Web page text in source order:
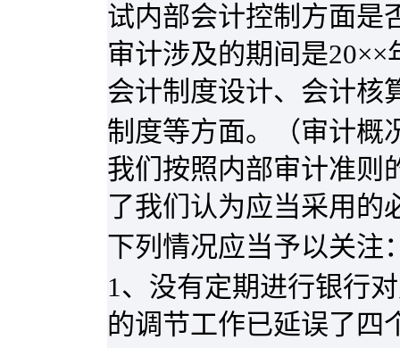
试内部会计控制方面是
审计涉及的期间是20××
会计制度设计、会计核
制度等方面。（审计概
我们按照内部审计准则
了我们认为应当采用的
下列情况应当予以关注
1、没有定期进行银行
的调节工作已延误了四